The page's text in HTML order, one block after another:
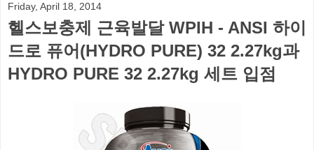
Friday, April 18, 2014
헬스보충제 근육발달 WPIH - ANSI 하이
드로 퓨어(HYDRO PURE) 32 2.27kg과
HYDRO PURE 32 2.27kg 세트 입점